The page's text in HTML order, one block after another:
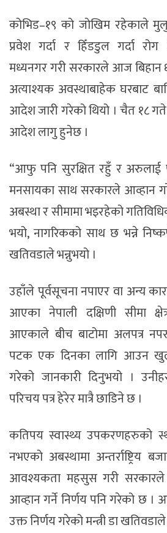
कोभिड–१९ को जोखिम रहेकाले
प्रवेश गर्दा र हिँडडुल गर्दा
मध्यनगर गरी सरकारले आज बिहान
अत्याश्यक अवस्थाबाहेक घरबाट
आदेश जारी गरेको थियो । चैत १८
आदेश लागु हुनेछ ।
“आफु पनि सुरक्षित रहुँ र अरुलाई
मनसायका साथ सरकारले आव्हान
अबस्था र सीमामा भइरहेको
भयो, नागरिकको साथ छ भन्ने
खतिवडाले भन्नुभयो ।
उहाँले पूर्वसूचना नपाएर वा अन्य
आएका नेपाली दक्षिणी सीमा
आएकाले बीच बाटोमा अलपत्र
पटक एक दिनका लागि आउन
गरेको जानकारी दिनुभयो ।
परिचय पत्र हेरेर मात्रै छाडिने छ ।
कतिपय स्वास्थ्य उपकरणहरुको
नभएको अबस्थामा अन्तर्राष्ट्रिय
आवश्यकता महसुस गरी सरकारले
आव्हान गर्ने निर्णय पनि गरेको छ ।
उक्त निर्णय गरेको मन्त्री डा